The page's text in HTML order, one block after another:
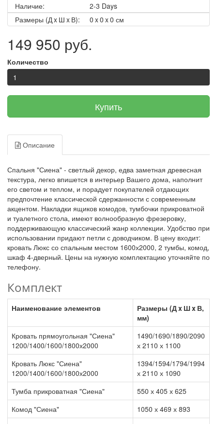
Наличие:
2-3 Days
Размеры (Д x Ш x В):
0 x 0 x 0 см
149 950 руб.
Количество
Купить
Описание
Спальня "Сиена" - светлый декор, едва заметная древесная
текстура, легко впишется в интерьер Вашего дома, наполнит
его светом и теплом, и порадует покупателей отдающих
предпочтение классической сдержанности с современным
акцентом. Накладки ящиков комодов, тумбочки прикроватной
и туалетного стола, имеют волнообразную фрезеровку,
поддерживающую классический жанр коллекции. Удобство при
использовании придают петли с доводчиком. В цену входит:
кровать Люкс со спальным местом 1600х2000, 2 тумбы, комод,
шкаф 4-дверный. Цены на нужную комплектацию уточняйте по
телефону.
Комплект
Наименование элементов
Размеры (Д x Ш x В,
мм)
Кровать прямоугольная "Сиена"
1200/1400/1600/1800х2000
1490/1690/1890/2090
х 2110 х 1100
Кровать Люкс "Сиена"
1200/1400/1600/1800х2000
1394/1594/1794/1994
х 2110 х 1090
Тумба прикроватная "Сиена"
550 х 405 х 625
Комод "Сиена"
1050 х 469 х 893